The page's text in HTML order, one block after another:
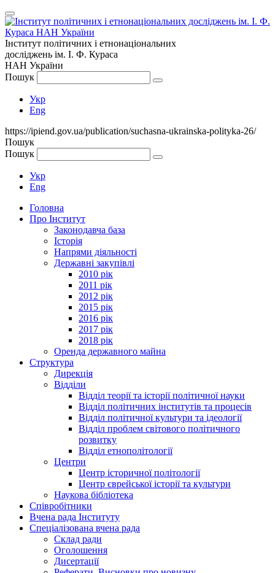
Інститут політичних і етнонаціональних
досліджень ім. І. Ф. Кураса
НАН України
Пошук
Укр
Eng
https://ipiend.gov.ua/publication/suchasna-ukrainska-polityka-26/
Пошук
Пошук
Укр
Eng
Головна
Про Інститут
Законодавча база
Історія
Напрями діяльності
Державні закупівлі
2010 рік
2011 рік
2012 рік
2015 рік
2016 рік
2017 рік
2018 рік
Оренда державного майна
Структура
Дирекція
Відділи
Відділ теорії та історії політичної науки
Відділ політичних інститутів та процесів
Відділ політичної культури та ідеології
Відділ проблем світового політичного
розвитку
Відділ етнополітології
Центри
Центр історичної політології
Центр єврейської історії та культури
Наукова бібліотека
Співробітники
Вчена рада Інституту
Спеціалізована вчена рада
Склад ради
Оголошення
Дисертації